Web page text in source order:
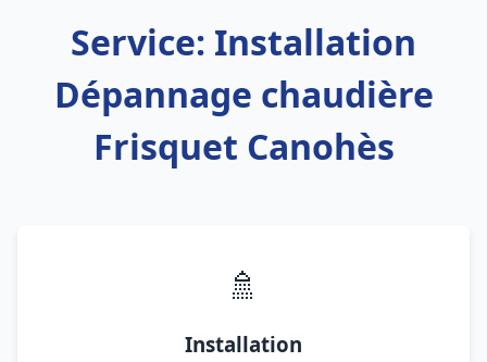
Service: Installation
Dépannage chaudière
Frisquet Canohès
🚿
Installation